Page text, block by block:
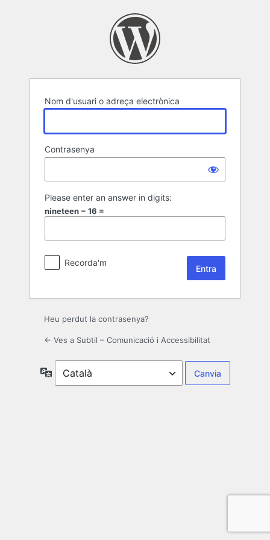
Nom d'usuari o adreça electrònica
Contrasenya
Please enter an answer in digits:
nineteen − 16 =
Recorda'm
Heu perdut la contrasenya?
← Ves a Subtil – Comunicació i Accessibilitat
Idioma